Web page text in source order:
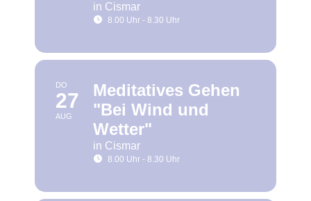
in Cismar
8.00 Uhr - 8.30 Uhr
DO
27
AUG
Meditatives Gehen
"Bei Wind und
Wetter"
in Cismar
8.00 Uhr - 8.30 Uhr